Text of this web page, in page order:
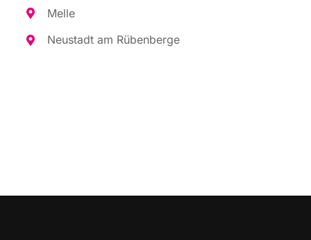
Mel­le
Neu­stadt am Rübenberge